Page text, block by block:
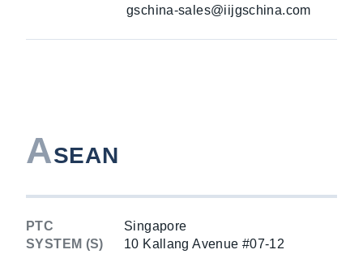
gschina-sales@iijgschina.com
ASEAN
PTC
SYSTEM (S)
Singapore
10 Kallang Avenue #07-12